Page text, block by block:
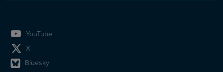
YouTube
X
Bluesky